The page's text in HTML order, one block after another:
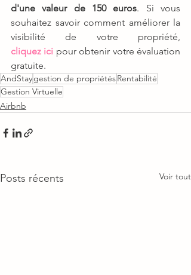
d'une valeur de 150 euros. Si vous
souhaitez savoir comment améliorer la
cliquez ici pour obtenir votre évaluation
gratuite.
AndStaygestion de propriétésRentabilité
Gestion Virtuelle
Airbnb
Posts récents Voir tout